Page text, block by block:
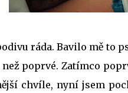
ráda. Bavilo mě to
než poprvé. Zatímco
chvíle, nyní jsem